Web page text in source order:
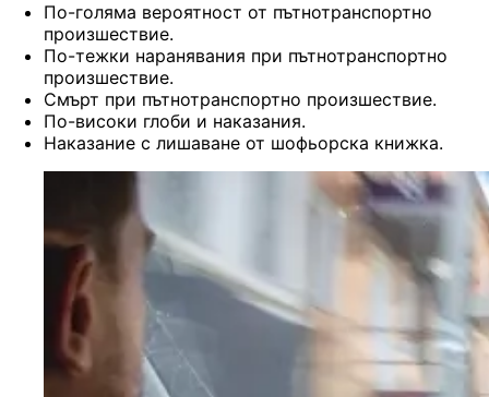
По-голяма вероятност от пътнотранспортно
произшествие.
По-тежки наранявания при пътнотранспортно
произшествие.
Смърт при пътнотранспортно произшествие.
По-високи глоби и наказания.
Наказание с лишаване от шофьорска книжка.